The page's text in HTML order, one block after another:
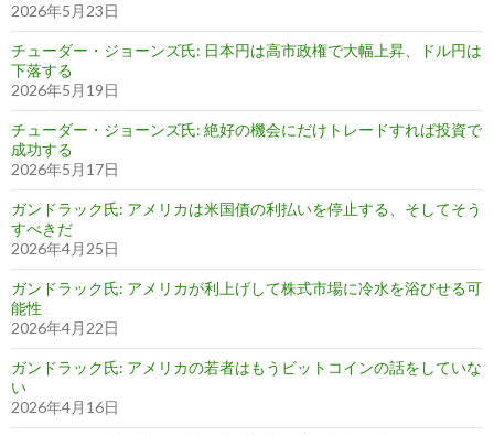
2026年5月23日
チューダー・ジョーンズ氏: 日本円は高市政権で大幅上昇、ドル円は
下落する
2026年5月19日
チューダー・ジョーンズ氏: 絶好の機会にだけトレードすれば投資で
成功する
2026年5月17日
ガンドラック氏: アメリカは米国債の利払いを停止する、そしてそう
すべきだ
2026年4月25日
ガンドラック氏: アメリカが利上げして株式市場に冷水を浴びせる可
能性
2026年4月22日
ガンドラック氏: アメリカの若者はもうビットコインの話をしていな
い
2026年4月16日